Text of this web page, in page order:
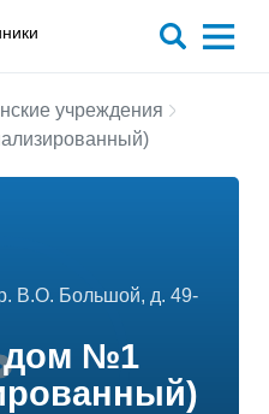
учреждения
В.О. Большой, д. 49-
дом №1